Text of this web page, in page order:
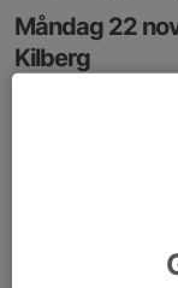
Måndag 22
Kilberg